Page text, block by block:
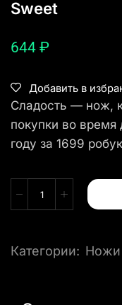
Sweet
644 ₽
Добавить в
Сладость — нож,
покупки во время
году за 1699
Категории: Ножи